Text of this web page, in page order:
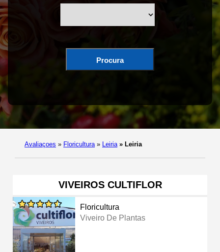
Procura
Avaliaçoes » Floricultura » Leiria » Leiria
VIVEIROS CULTIFLOR
Floricultura
Viveiro De Plantas